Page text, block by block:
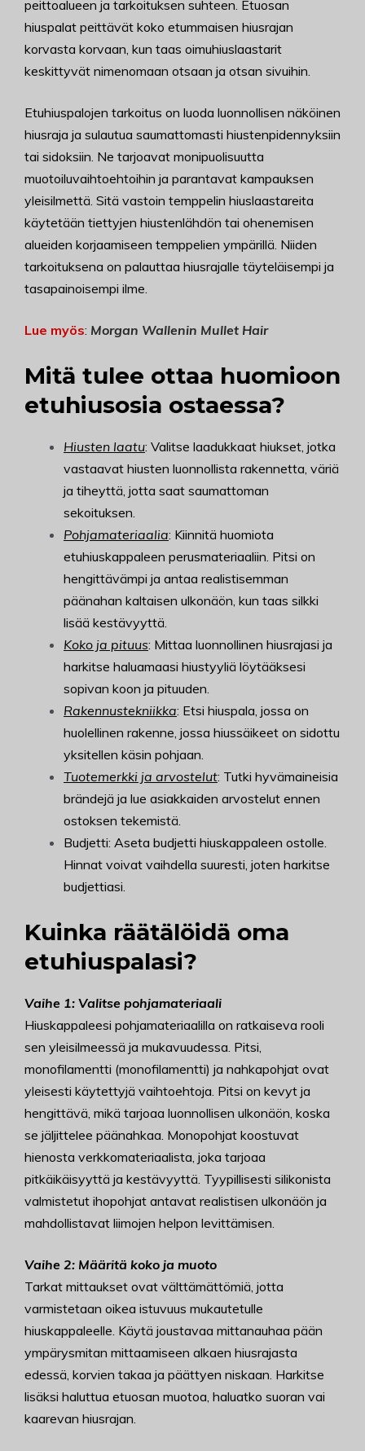
peittoalueen ja tarkoituksen suhteen. Etuosan
hiuspalat peittävät koko etummaisen hiusrajan
korvasta korvaan, kun taas oimuhiuslaastarit
keskittyvät nimenomaan otsaan ja otsan sivuihin.
Etuhiuspalojen tarkoitus on luoda luonnollisen näköinen
hiusraja ja sulautua saumattomasti hiustenpidennyksiin
tai sidoksiin. Ne tarjoavat monipuolisuutta
muotoiluvaihtoehtoihin ja parantavat kampauksen
yleisilmettä. Sitä vastoin temppelin hiuslaastareita
käytetään tiettyjen hiustenlähdön tai ohenemisen
alueiden korjaamiseen temppelien ympärillä. Niiden
tarkoituksena on palauttaa hiusrajalle täyteläisempi ja
tasapainoisempi ilme.
Lue myös: Morgan Wallenin Mullet Hair
Mitä tulee ottaa huomioon
etuhiusosia ostaessa?
Hiusten laatu: Valitse laadukkaat hiukset, jotka
vastaavat hiusten luonnollista rakennetta, väriä
ja tiheyttä, jotta saat saumattoman
sekoituksen.
Pohjamateriaalia: Kiinnitä huomiota
etuhiuskappaleen perusmateriaaliin. Pitsi on
hengittävämpi ja antaa realistisemman
päänahan kaltaisen ulkonäön, kun taas silkki
lisää kestävyyttä.
Koko ja pituus: Mittaa luonnollinen hiusrajasi ja
harkitse haluamaasi hiustyyliä löytääksesi
sopivan koon ja pituuden.
Rakennustekniikka: Etsi hiuspala, jossa on
huolellinen rakenne, jossa hiussäikeet on sidottu
yksitellen käsin pohjaan.
Tuotemerkki ja arvostelut: Tutki hyvämaineisia
brändejä ja lue asiakkaiden arvostelut ennen
ostoksen tekemistä.
Budjetti: Aseta budjetti hiuskappaleen ostolle.
Hinnat voivat vaihdella suuresti, joten harkitse
budjettiasi.
Kuinka räätälöidä oma
etuhiuspalasi?
Vaihe 1: Valitse pohjamateriaali
Hiuskappaleesi pohjamateriaalilla on ratkaiseva rooli
sen yleisilmeessä ja mukavuudessa. Pitsi,
monofilamentti (monofilamentti) ja nahkapohjat ovat
yleisesti käytettyjä vaihtoehtoja. Pitsi on kevyt ja
hengittävä, mikä tarjoaa luonnollisen ulkonäön, koska
se jäljittelee päänahkaa. Monopohjat koostuvat
hienosta verkkomateriaalista, joka tarjoaa
pitkäikäisyyttä ja kestävyyttä. Tyypillisesti silikonista
valmistetut ihopohjat antavat realistisen ulkonäön ja
mahdollistavat liimojen helpon levittämisen.
Vaihe 2: Määritä koko ja muoto
Tarkat mittaukset ovat välttämättömiä, jotta
varmistetaan oikea istuvuus mukautetulle
hiuskappaleelle. Käytä joustavaa mittanauhaa pään
ympärysmitan mittaamiseen alkaen hiusrajasta
edessä, korvien takaa ja päättyen niskaan. Harkitse
lisäksi haluttua etuosan muotoa, haluatko suoran vai
kaarevan hiusrajan.